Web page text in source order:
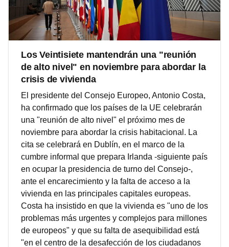
Los Veintisiete mantendrán una "reunión
de alto nivel" en noviembre para abordar la
crisis de vivienda
El presidente del Consejo Europeo, Antonio Costa,
ha confirmado que los países de la UE celebrarán
una "reunión de alto nivel" el próximo mes de
noviembre para abordar la crisis habitacional. La
cita se celebrará en Dublín, en el marco de la
cumbre informal que prepara Irlanda -siguiente país
en ocupar la presidencia de turno del Consejo-,
ante el encarecimiento y la falta de acceso a la
vivienda en las principales capitales europeas.
Costa ha insistido en que la vivienda es "uno de los
problemas más urgentes y complejos para millones
de europeos" y que su falta de asequibilidad está
"en el centro de la desafección de los ciudadanos